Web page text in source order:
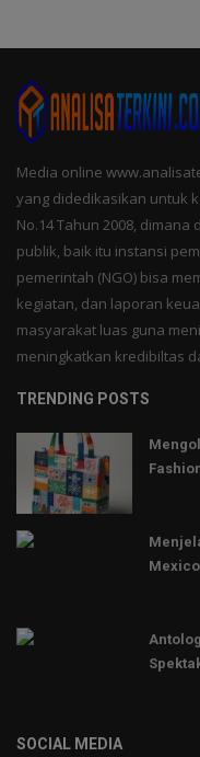
Media online
yang didedikasikan untuk
No.14 Tahun 2008,
publik, baik itu instansi
pemerintah (NGO) bisa
kegiatan, dan laporan
masyarakat luas guna
meningkatkan kredibiltas
TRENDING POSTS
SOCIAL MEDIA